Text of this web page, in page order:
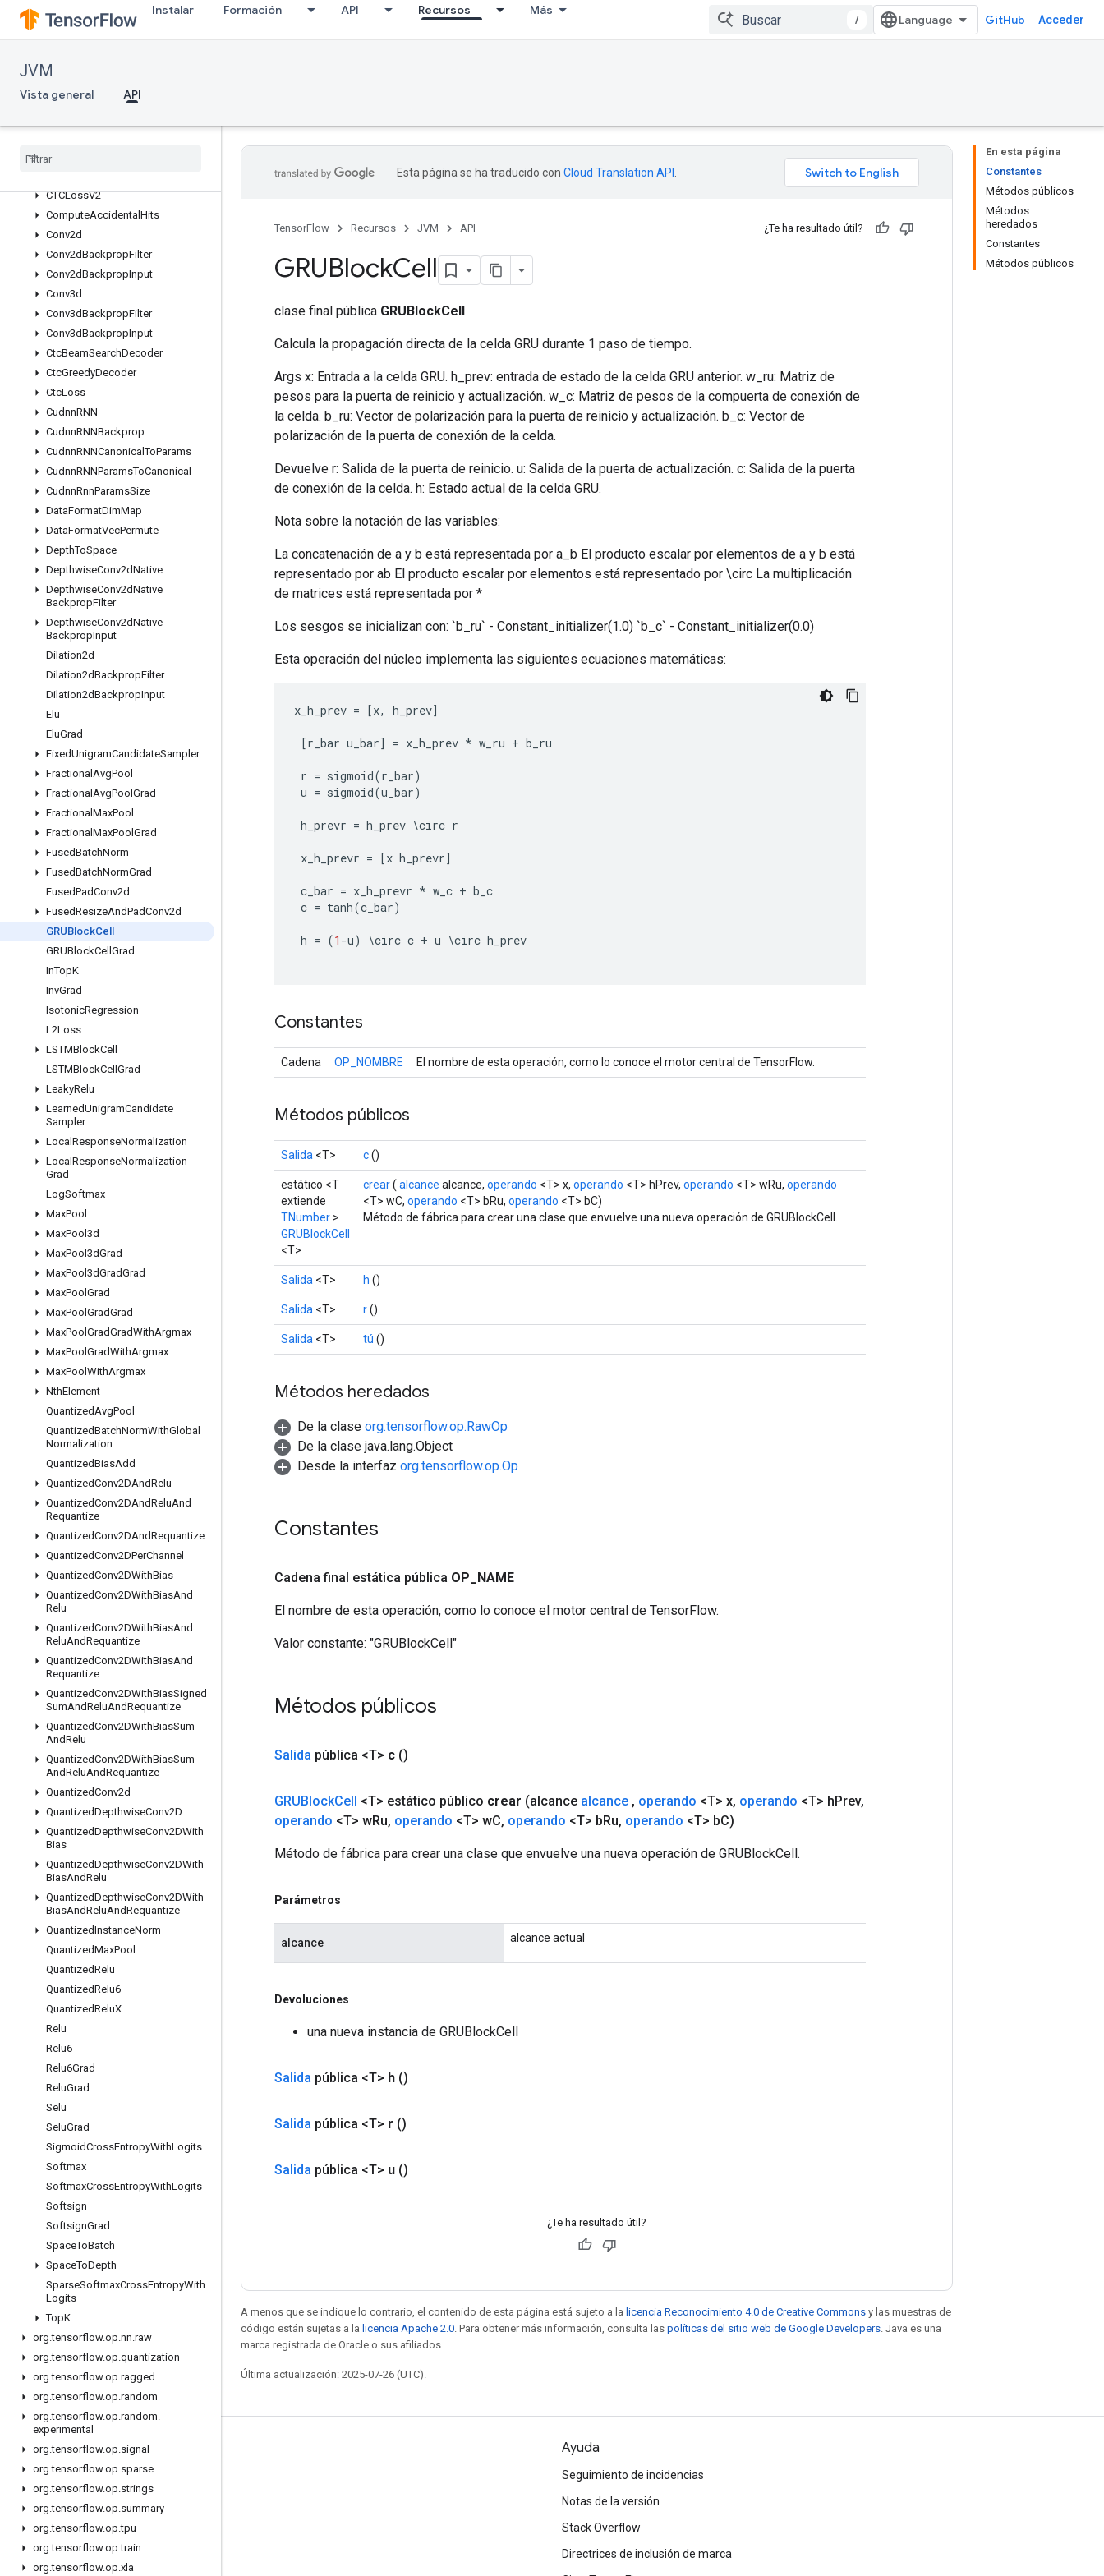
Instalar Formación API Recursos Más
/ GitHub Acceder
JVM
Vista general API
AvgPool3dGrad
AvgPoolGrad
on
onGrad
Block
CTCLossV2
ComputeAccidental Hits
Conv2d
Conv2dBackpropFilter
Conv2dBackpropInput
Conv3d
Conv3dBackpropFilter
Conv3dBackpropInput
CtcBeamSearchDecoder
CtcGreedyDecoder
CtcLoss
CudnnRNN
CudnnRNNBackprop
CudnnRNNCanonicalToParams
CudnnRNNParamsToCanonical
CudnnRnnParamsSize
DataFormatDimMap
DataFormatVecPermute
DepthToSpace
DepthwiseConv2dNative
DepthwiseConv2dNative
BackpropFilter
DepthwiseConv2dNative
BackpropInput
Dilation2d
Dilation2dBackpropFilter
Dilation2dBackpropInput
Elu
EluGrad
FixedUnigramCandidateSampler
Fractional AvgPool
Fractional AvgPool Grad
Fractional MaxPool
Fractional MaxPool Grad
FusedBatchNorm
FusedBatchNormGrad
FusedPadConv2d
FusedResizeAndPadConv2d
GRUBlockCell
GRUBlockCell Grad
InTopK
InvGrad
IsotonicRegression
L2Loss
LSTMBlockCell
LSTMBlockCell Grad
LeakyRelu
LearnedUnigramCandidate
Sampler
Local ResponseNormalization
Local ResponseNormalization
Grad
LogSoftmax
MaxPool
MaxPool3d
MaxPool3dGrad
MaxPool3dGradGrad
MaxPool Grad
MaxPool GradGrad
MaxPool GradGradWithArgmax
MaxPool GradWithArgmax
MaxPool WithArgmax
NthElement
QuantizedAvgPool
QuantizedBatchNormWithGlobal
Normalization
QuantizedBiasAdd
QuantizedConv2DAndRelu
QuantizedConv2DAndReluAnd
Requantize
QuantizedConv2DAndRequantize
QuantizedConv2DPerChannel
QuantizedConv2DWithBias
QuantizedConv2DWithBiasAnd
Relu
QuantizedConv2DWithBiasAnd
ReluAndRequantize
QuantizedConv2DWithBiasAnd
Requantize
QuantizedConv2DWithBiasSigned
SumAndReluAndRequantize
QuantizedConv2DWithBiasSum
AndRelu
QuantizedConv2DWithBiasSum
AndReluAndRequantize
QuantizedConv2d
QuantizedDepthwiseConv2D
QuantizedDepthwiseConv2DWith
Bias
QuantizedDepthwiseConv2DWith
BiasAndRelu
QuantizedDepthwiseConv2DWith
BiasAndReluAndRequantize
QuantizedInstanceNorm
QuantizedMaxPool
QuantizedRelu
QuantizedRelu6
QuantizedReluX
Relu
Relu6
Relu6Grad
ReluGrad
Selu
SeluGrad
SigmoidCrossEntropyWithLogits
Softmax
SoftmaxCrossEntropyWithLogits
Softsign
SoftsignGrad
SpaceToBatch
SpaceToDepth
SparseSoftmaxCrossEntropyWith
Logits
TopK
org.tensorflow.op.nn.raw
org.tensorflow.op.quantization
org.tensorflow.op.ragged
org.tensorflow.op.random
org.tensorflow.op.random.
experimental
org.tensorflow.op.signal
org.tensorflow.op.sparse
org.tensorflow.op.strings
org.tensorflow.op.summary
org.tensorflow.op.tpu
org.tensorflow.op.train
org.tensorflow.op.xla
En esta página
Constantes
Métodos públicos
Métodos
heredados
Constantes
Métodos públicos
Esta página se ha traducido con Cloud Translation API
TensorFlow Recursos JVM API ¿Te ha resultado útil?
GRUBlockCell
clase final pública GRUBlockCell
Calcula la propagación directa de la celda GRU durante 1 paso de tiempo.
Args x: Entrada a la celda GRU. h_prev: entrada de estado de la celda GRU anterior. w_ru: Matriz de
pesos para la puerta de reinicio y actualización. w_c: Matriz de pesos de la compuerta de conexión de
la celda. b_ru: Vector de polarización para la puerta de reinicio y actualización. b_c: Vector de
polarización de la puerta de conexión de la celda.
Devuelve r: Salida de la puerta de reinicio. u: Salida de la puerta de actualización. c: Salida de la puerta
de conexión de la celda. h: Estado actual de la celda GRU.
Nota sobre la notación de las variables:
La concatenación de a y b está representada por a_b El producto escalar por elementos de a y b está
representado por ab El producto escalar por elementos está representado por \circ La multiplicación
de matrices está representada por *
Los sesgos se inicializan con: `b_ru` - Constant_initializer(1.0) `b_c` - Constant_initializer(0.0)
Esta operación del núcleo implementa las siguientes ecuaciones matemáticas:
x_h_prev = [x, h_prev]
[r_bar u_bar] = x_h_prev * w_ru + b_ru
r = sigmoid(r_bar)
u = sigmoid(u_bar)
h_prevr = h_prev \circ r
x_h_prevr = [x h_prevr]
c_bar = x_h_prevr * w_c + b_c
c = tanh(c_bar)
h = (1 -u) \circ c + u \circ h_prev
Constantes
Cadena OP_NOMBRE El nombre de esta operación, como lo conoce el motor central de TensorFlow.
Métodos públicos
Salida <T> c()
estático <T
extiende
TNumber >
GRUBlockCell
<T>
crear( alcance alcance, operando <T> x, operando <T> hPrev, operando <T> wRu, operando
<T> wC, operando <T> bRu, operando <T> bC)
Método de fábrica para crear una clase que envuelve una nueva operación de GRUBlockCell.
Salida <T> h ()
Salida <T> r()
Salida <T> tú ()
Métodos heredados
De la clase org.tensorflow.op.RawOp
De la clase java.lang.Object
Desde la interfaz org.tensorflow.op.Op
Constantes
Cadena final estática pública OP NAME
El nombre de esta operación, como lo conoce el motor central de TensorFlow.
Valor constante: "GRUBlockCell"
Métodos públicos
Salida pública <T> c ()
GRUBlockCell <T> estático público crear (alcance alcance , operando <T> x, operando <T> hPrev,
operando <T> wRu, operando <T> wC, operando <T> bRu, operando <T> bC)
Método de fábrica para crear una clase que envuelve una nueva operación de GRUBlockCell.
Parámetros
alcance alcance actual
Devoluciones
una nueva instancia de GRUBlockCell
Salida pública <T> h ()
Salida pública <T> r ()
Salida pública <T> u ()
¿Te ha resultado útil?
A menos que se indique lo contrario, el contenido de esta página está sujeto a la licencia Reconocimiento 4.0 de Creative Commons y las muestras de
código están sujetas a la licencia Apache 2.0 . Para obtener más información, consulta las políticas del sitio web de Google Developers . Java es una
marca registrada de Oracle o sus afiliados.
Última actualización: 2025-07-26 (UTC).
Seguir conectado
Blog
GitHub
Twitter
Ayuda
Seguimiento de incidencias
Notas de la versión
Stack Overflow
Directrices de inclusión de marca